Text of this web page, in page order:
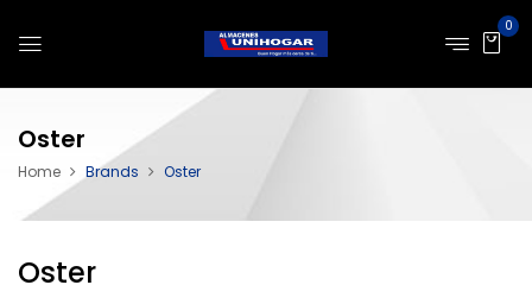
0
Oster
Home Brands Oster
Oster